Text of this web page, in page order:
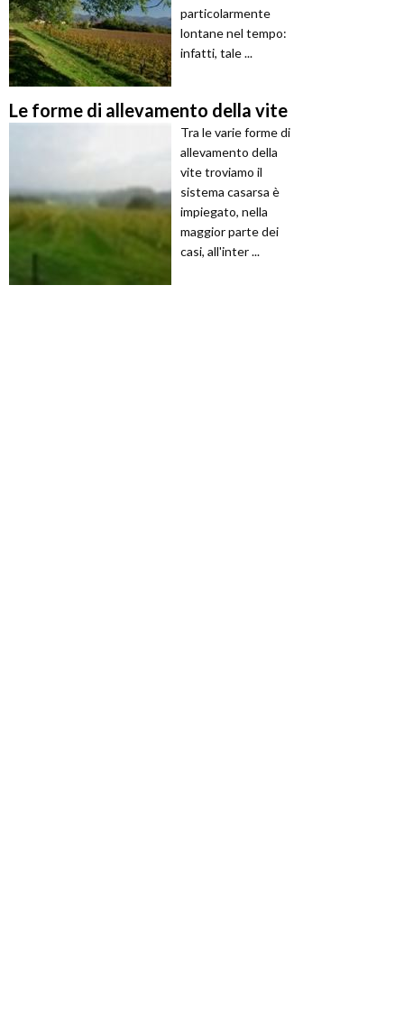
particolarmente
lontane nel tempo:
infatti, tale ...
Le forme di allevamento della vite
Tra le varie forme di
allevamento della
vite troviamo il
sistema casarsa è
impiegato, nella
maggior parte dei
casi, all'inter ...